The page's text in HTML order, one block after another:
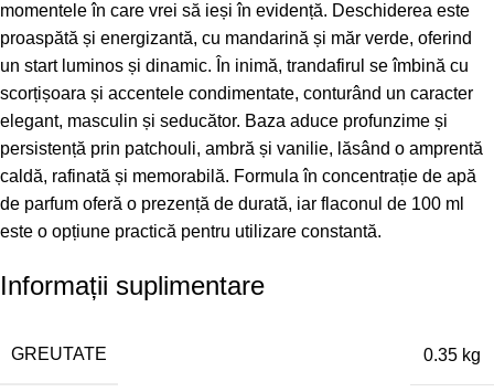
momentele în care vrei să ieși în evidență. Deschiderea este
proaspătă și energizantă, cu mandarină și măr verde, oferind
un start luminos și dinamic. În inimă, trandafirul se îmbină cu
scorțișoara și accentele condimentate, conturând un caracter
elegant, masculin și seducător. Baza aduce profunzime și
persistență prin patchouli, ambră și vanilie, lăsând o amprentă
caldă, rafinată și memorabilă. Formula în concentrație de apă
de parfum oferă o prezență de durată, iar flaconul de 100 ml
este o opțiune practică pentru utilizare constantă.
Informații suplimentare
GREUTATE 0.35 kg